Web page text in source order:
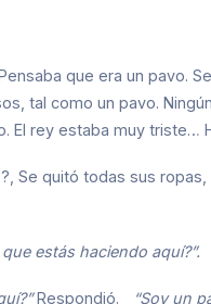
que era un pavo.
tal como un pavo.
El rey estaba muy triste…
Se quitó todas sus
que estás haciendo aquí?”.
Respondió. “Soy un